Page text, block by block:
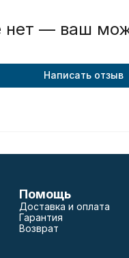
нет — ваш
Написать отзыв
Помощь
Доставка и оплата
Гарантия
Возврат